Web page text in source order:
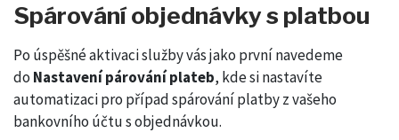
Spárování objednávky s platbou
Po úspěšné aktivaci služby vás jako první navedeme
do Nastavení párování plateb, kde si nastavíte
automatizaci pro případ spárování platby z vašeho
bankovního účtu s objednávkou.